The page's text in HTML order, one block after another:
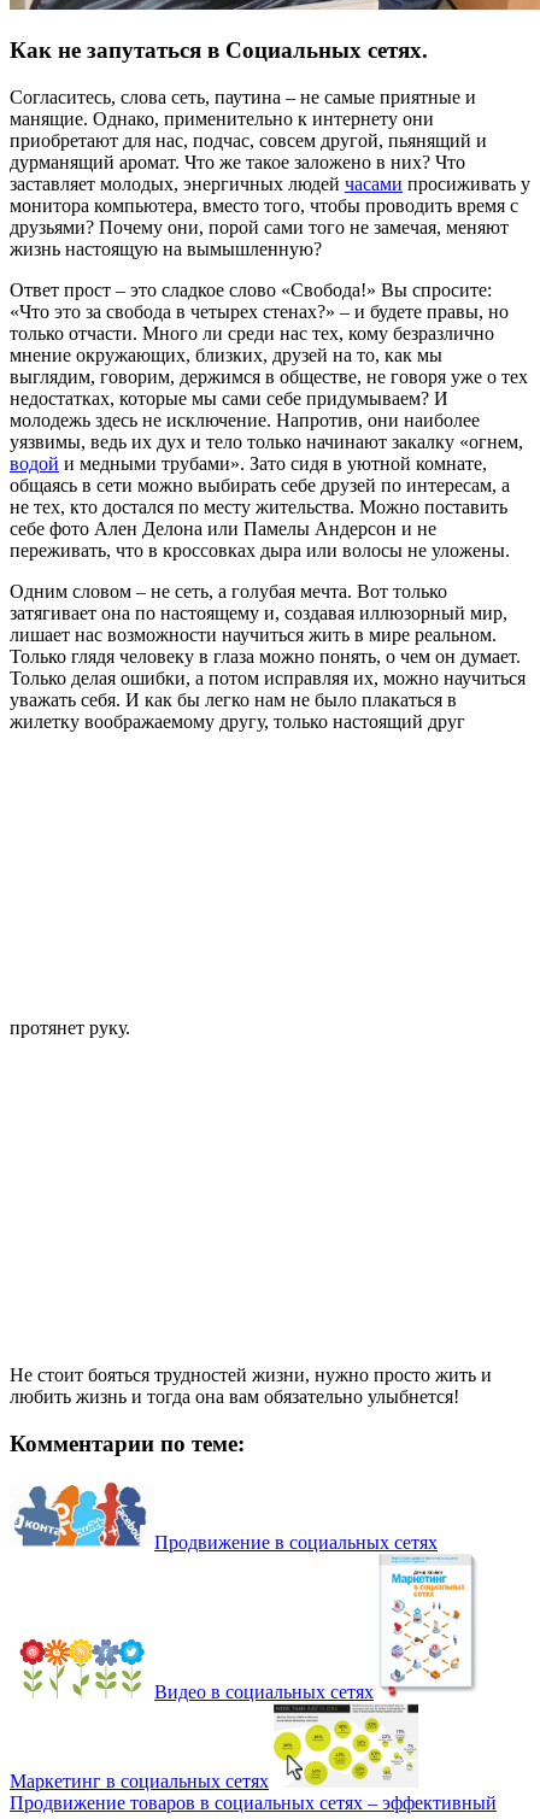
Как не запутаться в Социальных сетях.
Согласитесь, слова сеть, паутина – не самые приятные и
манящие. Однако, применительно к интернету они
приобретают для нас, подчас, совсем другой, пьянящий и
дурманящий аромат. Что же такое заложено в них? Что
заставляет молодых, энергичных людей часами просиживать у
монитора компьютера, вместо того, чтобы проводить время с
друзьями? Почему они, порой сами того не замечая, меняют
жизнь настоящую на вымышленную?
Ответ прост – это сладкое слово «Свобода!» Вы спросите:
«Что это за свобода в четырех стенах?» – и будете правы, но
только отчасти. Много ли среди нас тех, кому безразлично
мнение окружающих, близких, друзей на то, как мы
выглядим, говорим, держимся в обществе, не говоря уже о тех
недостатках, которые мы сами себе придумываем? И
молодежь здесь не исключение. Напротив, они наиболее
уязвимы, ведь их дух и тело только начинают закалку «огнем,
водой и медными трубами». Зато сидя в уютной комнате,
общаясь в сети можно выбирать себе друзей по интересам, а
не тех, кто достался по месту жительства. Можно поставить
себе фото Ален Делона или Памелы Андерсон и не
переживать, что в кроссовках дыра или волосы не уложены.
Одним словом – не сеть, а голубая мечта. Вот только
затягивает она по настоящему и, создавая иллюзорный мир,
лишает нас возможности научиться жить в мире реальном.
Только глядя человеку в глаза можно понять, о чем он думает.
Только делая ошибки, а потом исправляя их, можно научиться
уважать себя. И как бы легко нам не было плакаться в
жилетку воображаемому другу, только настоящий друг
протянет руку.
Не стоит бояться трудностей жизни, нужно просто жить и
любить жизнь и тогда она вам обязательно улыбнется!
Комментарии по теме:
Продвижение в социальных сетях
Видео в социальных сетях
Маркетинг в социальных сетях
Продвижение товаров в социальных сетях – эффективный